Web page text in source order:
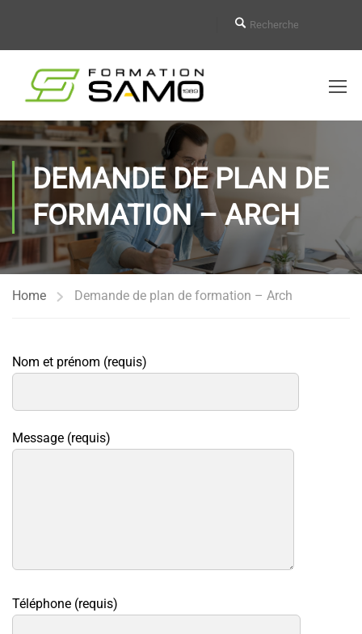
DEMANDE DE PLAN DE
FORMATION – ARCH
Home Demande de plan de formation – Arch
Nom et prénom (requis)
Message (requis)
Téléphone (requis)